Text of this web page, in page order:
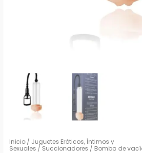
Inicio / Juguetes Eróticos, Íntimos y
Sexuales / Succionadores / Bomba de